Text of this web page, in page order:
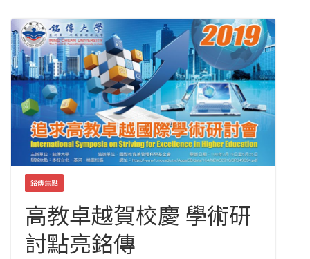
銘傳焦點
高教卓越賀校慶 學術研
討點亮銘傳